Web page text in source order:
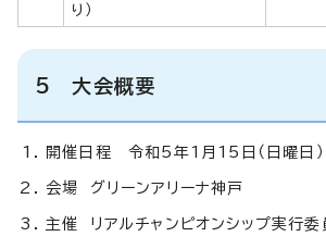
り）
5 大会概要
開催日程 令和5年1月15日（日曜日）
会場 グリーンアリーナ神戸
主催 リアルチャンピオンシップ実行委